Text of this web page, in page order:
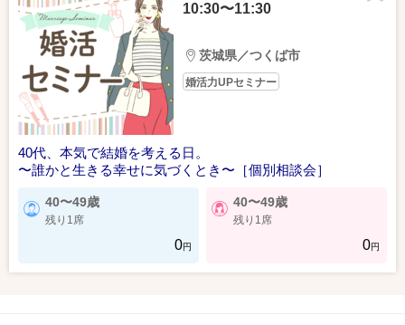
10:30〜11:30
茨城県／つくば市
婚活力UPセミナー
40代、本気で結婚を考える日。
〜誰かと生きる幸せに気づくとき〜［個別相談会］
40〜49歳
残り1席
0円
40〜49歳
残り1席
0円